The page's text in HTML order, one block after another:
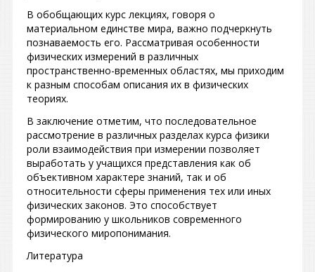
В обобщающих курс лекциях, говоря о
материальном единстве мира, важно подчеркнуть
познаваемость его. Рассматривая особенности
физических измерений в различных
пространственно-временных областях, мы приходим
к разным способам описания их в физических
теориях.
В заключение отметим, что последовательное
рассмотрение в различных разделах курса физики
роли взаимодействия при измерении позволяет
выработать у учащихся представления как об
объективном характере знаний, так и об
относительности сферы применения тех или иных
физических законов. Это способствует
формированию у школьников современного
физического миропонимания.
Литература